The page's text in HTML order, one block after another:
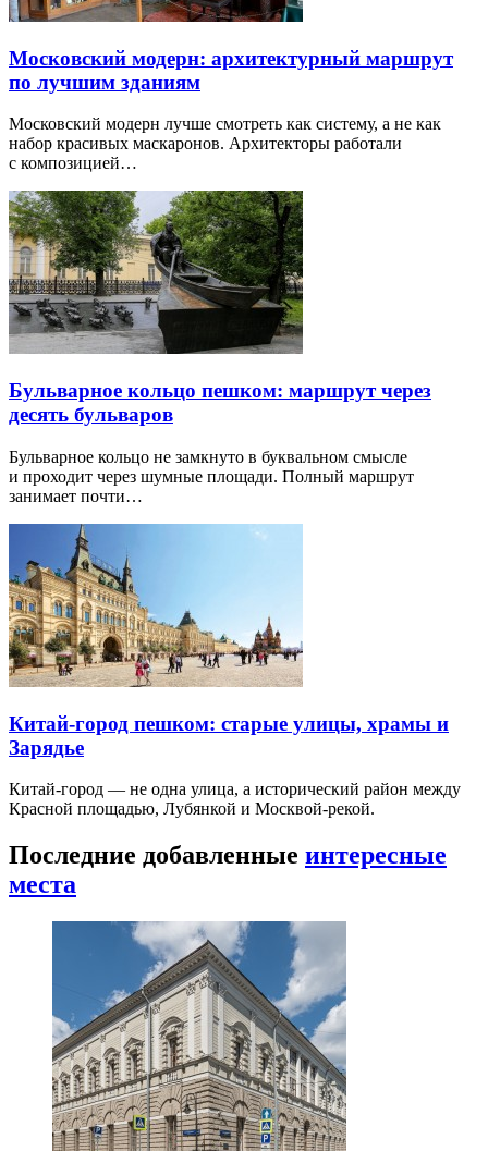
Московский модерн: архитектурный маршрут
по лучшим зданиям
Московский модерн лучше смотреть как систему, а не как
набор красивых маскаронов. Архитекторы работали
с композицией…
Бульварное кольцо пешком: маршрут через
десять бульваров
Бульварное кольцо не замкнуто в буквальном смысле
и проходит через шумные площади. Полный маршрут
занимает почти…
Китай-город пешком: старые улицы, храмы и
Зарядье
Китай-город — не одна улица, а исторический район между
Красной площадью, Лубянкой и Москвой-рекой.
Последние добавленные интересные
места